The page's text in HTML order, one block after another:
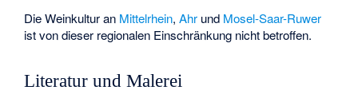
Die Weinkultur an Mittelrhein,Ahr und Mosel-Saar-Ruwer
ist von dieser regionalen Einschränkung nicht betroffen.
Literatur und Malerei